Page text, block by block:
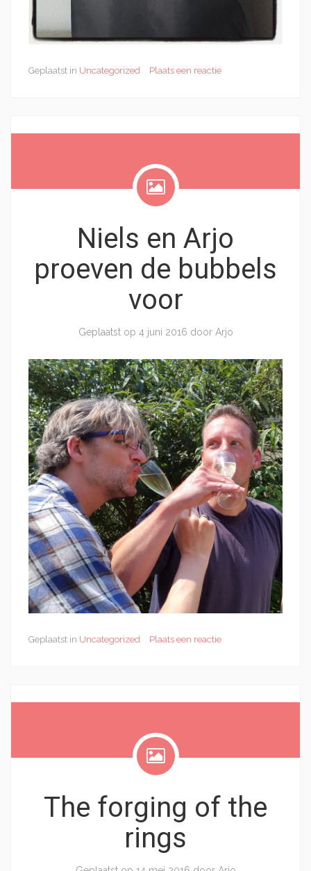
Geplaatst in Uncategorized Plaats een reactie
Niels en Arjo
proeven de bubbels
voor
Geplaatst op 4 juni 2016 door Arjo
Geplaatst in Uncategorized Plaats een reactie
The forging of the
rings